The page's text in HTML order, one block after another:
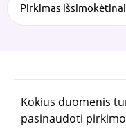
Pirkimas išsimokėtinai
Kokius duomenis
pasinaudoti